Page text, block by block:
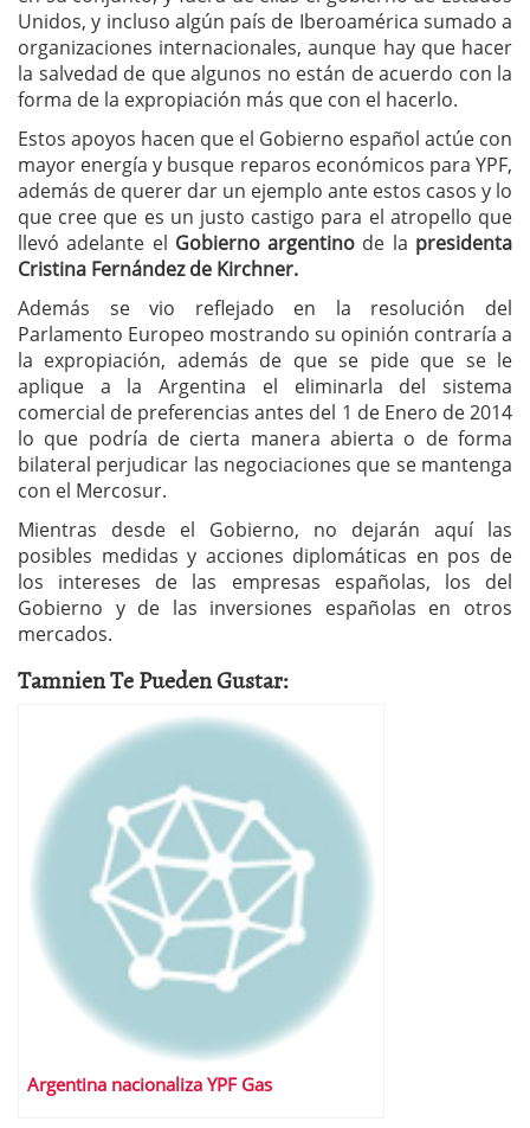
Unidos, y incluso algún país de Iberoamérica sumado a
organizaciones internacionales, aunque hay que hacer
la salvedad de que algunos no están de acuerdo con la
forma de la expropiación más que con el hacerlo.
Estos apoyos hacen que el Gobierno español actúe con
mayor energía y busque reparos económicos para YPF,
además de querer dar un ejemplo ante estos casos y lo
que cree que es un justo castigo para el atropello que
llevó adelante el Gobierno argentino de la presidenta
Cristina Fernández de Kirchner.
Además se vio reflejado en la resolución del
Parlamento Europeo mostrando su opinión contraría a
la expropiación, además de que se pide que se le
aplique a la Argentina el eliminarla del sistema
comercial de preferencias antes del 1 de Enero de 2014
lo que podría de cierta manera abierta o de forma
bilateral perjudicar las negociaciones que se mantenga
con el Mercosur.
Mientras desde el Gobierno, no dejarán aquí las
posibles medidas y acciones diplomáticas en pos de
los intereses de las empresas españolas, los del
Gobierno y de las inversiones españolas en otros
mercados.
Tamnien Te Pueden Gustar:
Argentina nacionaliza YPF Gas